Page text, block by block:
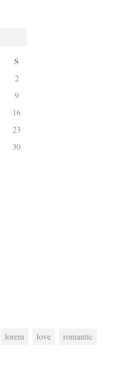
S
2
9
16
23
30
lorem love
romantic